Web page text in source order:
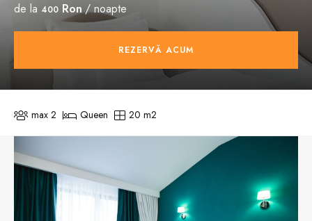
de la 400 Ron/ noapte
REZERVĂ ACUM
max 2 Queen 20 m2